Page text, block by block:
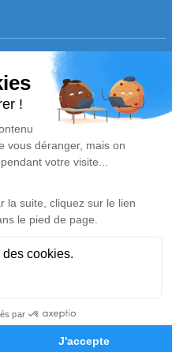
- Montoir-de-Bretagne
utiles
de décès
de rendez-vous
personnelles
par